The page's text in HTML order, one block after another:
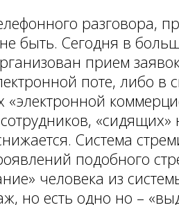
разговора,
быть. Сегодня в
прием
поте, либо
«электронной
«сидящих»
Система
подобного
человека из
но есть одно но –